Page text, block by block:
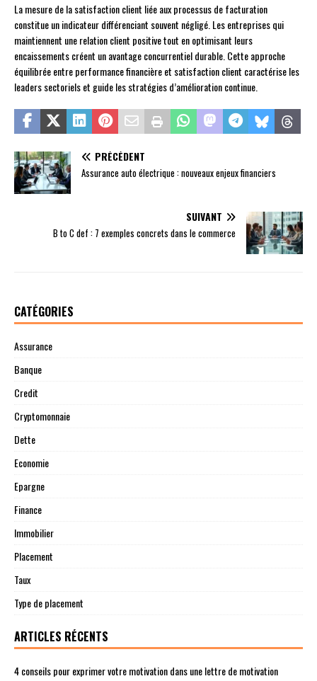
La mesure de la satisfaction client liée aux processus de facturation
constitue un indicateur différenciant souvent négligé. Les entreprises qui
maintiennent une relation client positive tout en optimisant leurs
encaissements créent un avantage concurrentiel durable. Cette approche
équilibrée entre performance financière et satisfaction client caractérise les
leaders sectoriels et guide les stratégies d’amélioration continue.
PRÉCÉDENT
Assurance auto électrique : nouveaux enjeux financiers
SUIVANT
B to C def : 7 exemples concrets dans le commerce
CATÉGORIES
Assurance
Banque
Credit
Cryptomonnaie
Dette
Economie
Epargne
Finance
Immobilier
Placement
Taux
Type de placement
ARTICLES RÉCENTS
4 conseils pour exprimer votre motivation dans une lettre de motivation